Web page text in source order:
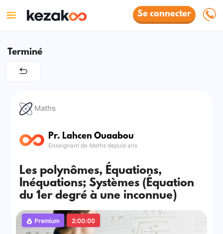
Se connecter
Terminé
Maths
Pr. Lahcen Ouaabou
Enseignant de Maths depuis ans
Les polynômes, Équations,
Inéquations; Systèmes (Équation
du 1er degré à une inconnue)
Premium 2:00:00